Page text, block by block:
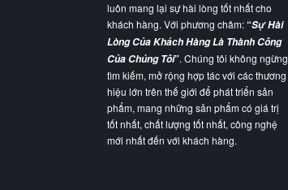
luôn mang lại sự hài lòng tốt nhất cho
khách hàng. Với phương châm:“Sự Hài
Lòng Của Khách Hàng Là Thành Công
Của Chúng Tôi”. Chúng tôi không ngừng
tìm kiếm, mở rộng hợp tác với các thương
hiệu lớn trên thế giới để phát triển sản
phẩm, mang những sản phẩm có giá trị
tốt nhất, chất lượng tốt nhất, công nghệ
mới nhất đến với khách hàng.